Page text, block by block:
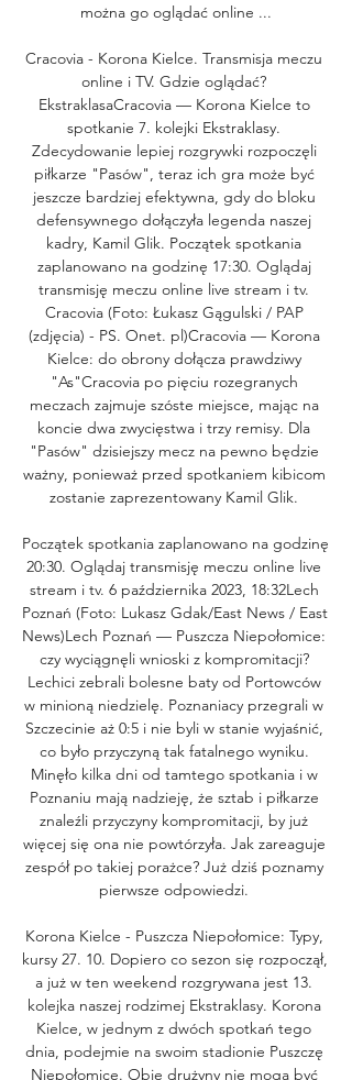
można go oglądać online ...
Cracovia - Korona Kielce. Transmisja meczu
online i TV. Gdzie oglądać?
EkstraklasaCracovia — Korona Kielce to
spotkanie 7. kolejki Ekstraklasy.
Zdecydowanie lepiej rozgrywki rozpoczęli
piłkarze "Pasów", teraz ich gra może być
jeszcze bardziej efektywna, gdy do bloku
defensywnego dołączyła legenda naszej
kadry, Kamil Glik. Początek spotkania
zaplanowano na godzinę 17:30. Oglądaj
transmisję meczu online live stream i tv.
Cracovia (Foto: Łukasz Gągulski / PAP
(zdjęcia) - PS. Onet. pl)Cracovia — Korona
Kielce: do obrony dołącza prawdziwy
"As"Cracovia po pięciu rozegranych
meczach zajmuje szóste miejsce, mając na
koncie dwa zwycięstwa i trzy remisy. Dla
"Pasów" dzisiejszy mecz na pewno będzie
ważny, ponieważ przed spotkaniem kibicom
zostanie zaprezentowany Kamil Glik.
Początek spotkania zaplanowano na godzinę
20:30. Oglądaj transmisję meczu online live
stream i tv. 6 października 2023, 18:32Lech
Poznań (Foto: Lukasz Gdak/East News / East
News)Lech Poznań — Puszcza Niepołomice:
czy wyciągnęli wnioski z kompromitacji?
Lechici zebrali bolesne baty od Portowców
w minioną niedzielę. Poznaniacy przegrali w
Szczecinie aż 0:5 i nie byli w stanie wyjaśnić,
co było przyczyną tak fatalnego wyniku.
Minęło kilka dni od tamtego spotkania i w
Poznaniu mają nadzieję, że sztab i piłkarze
znaleźli przyczyny kompromitacji, by już
więcej się ona nie powtórzyła. Jak zareaguje
zespół po takiej porażce? Już dziś poznamy
pierwsze odpowiedzi.
Korona Kielce - Puszcza Niepołomice: Typy,
kursy 27. 10. Dopiero co sezon się rozpoczął,
a już w ten weekend rozgrywana jest 13.
kolejka naszej rodzimej Ekstraklasy. Korona
Kielce, w jednym z dwóch spotkań tego
dnia, podejmie na swoim stadionie Puszczę
Niepołomice. Obie drużyny nie mogą być